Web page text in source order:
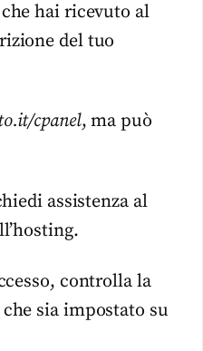
hai ricevuto al
del tuo
cpanel, ma può
assistenza al
controlla la
sia impostato su